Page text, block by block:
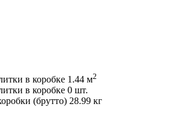
в коробке 1.44 м2
в коробке 0 шт.
(брутто) 28.99 кг